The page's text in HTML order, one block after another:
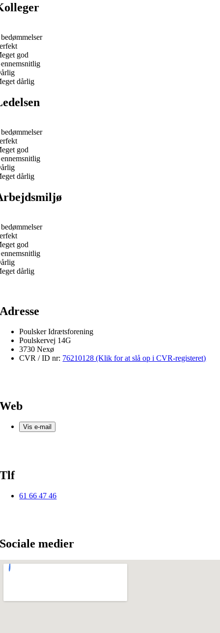
god
dårlig
god
dårlig
god
dårlig
Adresse
Poulsker Idrætsforening
Poulskervej 14G
3730 Nexø
CVR / ID nr: 76210128 (Klik for at slå op i CVR-registeret)
Web
Vis e-mail
Tlf
61 66 47 46
Sociale medier